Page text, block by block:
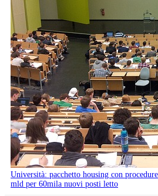
Università: pacchetto housing con
mld per 60mila nuovi posti letto